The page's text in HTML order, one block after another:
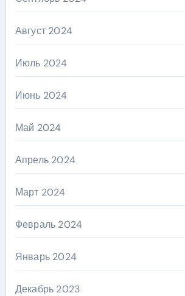
Август 2024
Июль 2024
Июнь 2024
Май 2024
Апрель 2024
Март 2024
Февраль 2024
Январь 2024
Декабрь 2023